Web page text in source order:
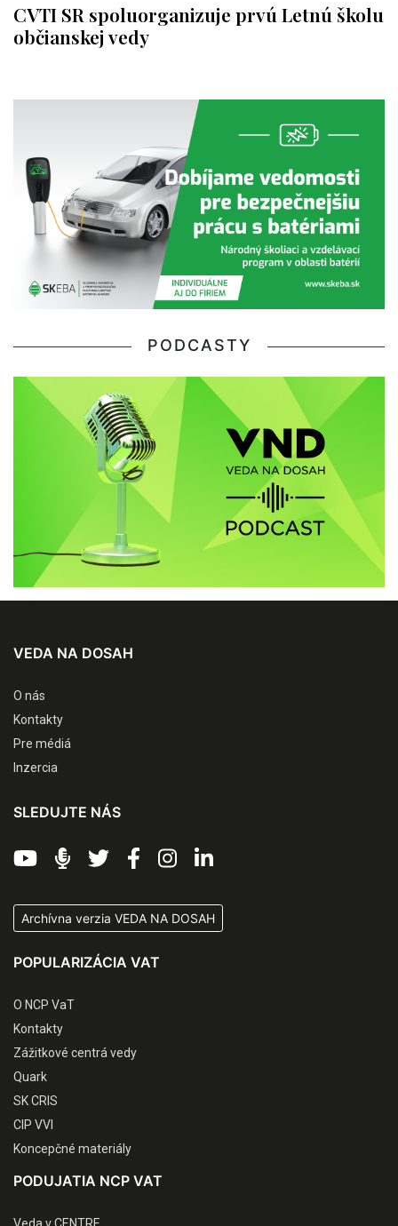
CVTI SR spoluorganizuje prvú Letnú školu
občianskej vedy
PODCASTY
VEDA NA DOSAH
O nás
Kontakty
Pre médiá
Inzercia
SLEDUJTE NÁS
Archívna verzia VEDA NA DOSAH
POPULARIZÁCIA VAT
O NCP VaT
Kontakty
Zážitkové centrá vedy
Quark
SK CRIS
CIP VVI
Koncepčné materiály
PODUJATIA NCP VAT